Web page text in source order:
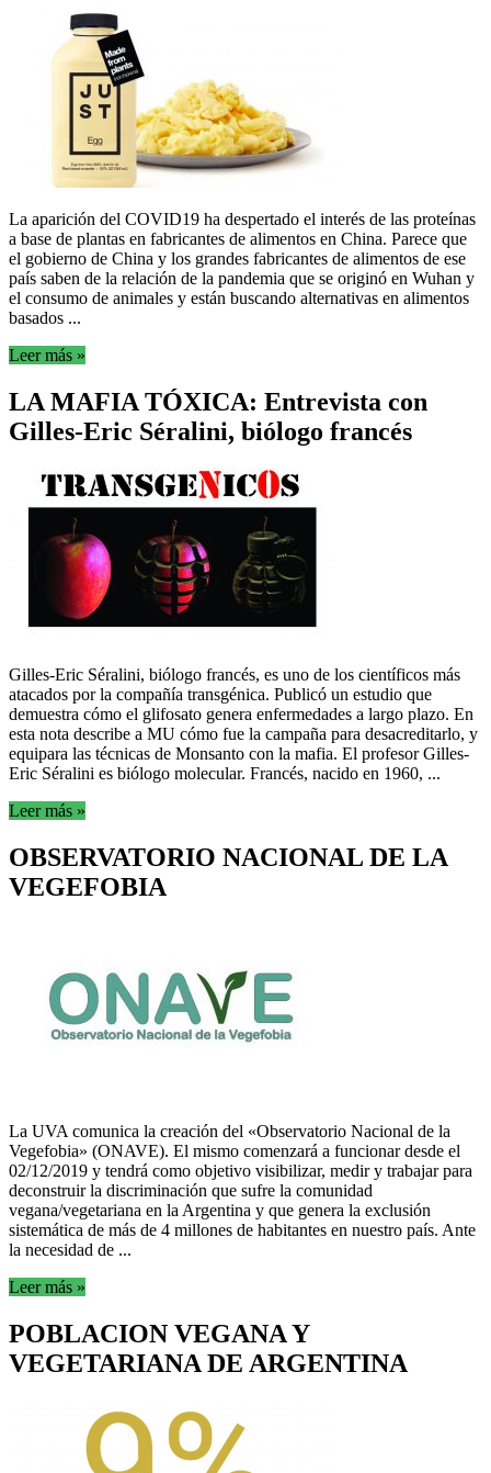
La aparición del COVID19 ha despertado el interés de las proteínas
a base de plantas en fabricantes de alimentos en China. Parece que
el gobierno de China y los grandes fabricantes de alimentos de ese
país saben de la relación de la pandemia que se originó en Wuhan y
el consumo de animales y están buscando alternativas en alimentos
basados ...
Leer más »
LA MAFIA TÓXICA: Entrevista con
Gilles-Eric Séralini, biólogo francés
Gilles-Eric Séralini, biólogo francés, es uno de los científicos más
atacados por la compañía transgénica. Publicó un estudio que
demuestra cómo el glifosato genera enfermedades a largo plazo. En
esta nota describe a MU cómo fue la campaña para desacreditarlo, y
equipara las técnicas de Monsanto con la mafia. El profesor Gilles-
Eric Séralini es biólogo molecular. Francés, nacido en 1960, ...
Leer más »
OBSERVATORIO NACIONAL DE LA
VEGEFOBIA
La UVA comunica la creación del «Observatorio Nacional de la
Vegefobia» (ONAVE). El mismo comenzará a funcionar desde el
02/12/2019 y tendrá como objetivo visibilizar, medir y trabajar para
deconstruir la discriminación que sufre la comunidad
vegana/vegetariana en la Argentina y que genera la exclusión
sistemática de más de 4 millones de habitantes en nuestro país. Ante
la necesidad de ...
Leer más »
POBLACION VEGANA Y
VEGETARIANA DE ARGENTINA